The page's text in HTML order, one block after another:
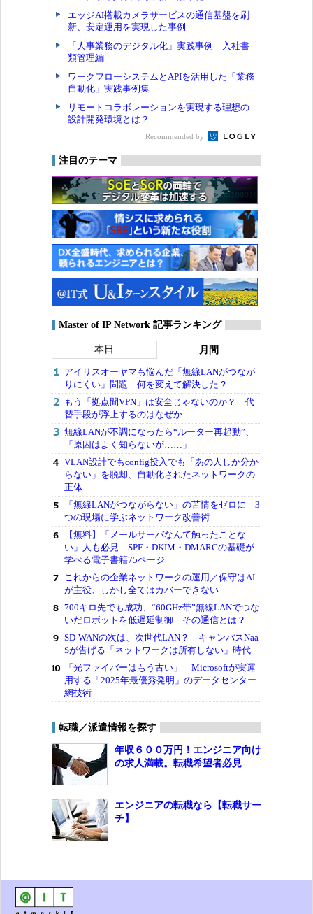
エッジAI搭載カメラサービスの通信基盤を刷
新、安定運用を実現した事例
「人事業務のデジタル化」実践事例 入社書
類管理編
ワークフローシステムとAPIを活用した「業務
自動化」実践事例集
リモートコラボレーションを実現する理想の
設計開発環境とは？
Recommended by
注目のテーマ
Master of IP Network 記事ランキング
本日 月間
アイリスオーヤマも悩んだ「無線LANがつなが
りにくい」問題 何を変えて解決した？
もう「拠点間VPN」は安全じゃないのか？ 代
替手段が浮上するのはなぜか
無線LANが不調になったら“ルーター再起動”、
「原因はよく知らないが……」
VLAN設計でもconfig投入でも「あの人しか分か
らない」を脱却、自動化されたネットワークの
正体
「無線LANがつながらない」の苦情をゼロに 3
つの現場に学ぶネットワーク改善術
【無料】「メールサーバなんて触ったことな
い」人も必見 SPF・DKIM・DMARCの基礎が
学べる電子書籍75ページ
これからの企業ネットワークの運用／保守はAI
が主役、しかし全てはカバーできない
700キロ先でも成功、“60GHz帯”無線LANでつな
いだロボットを低遅延制御 その通信とは？
SD-WANの次は、次世代LAN？ キャンパスNaa
Sが告げる「ネットワークは所有しない」時代
「光ファイバーはもう古い」 Microsoftが実運
用する「2025年最優秀発明」のデータセンター
網技術
転職／派遣情報を探す
年収６００万円！エンジニア向け
の求人満載。転職希望者必見
エンジニアの転職なら【転職サー
チ】